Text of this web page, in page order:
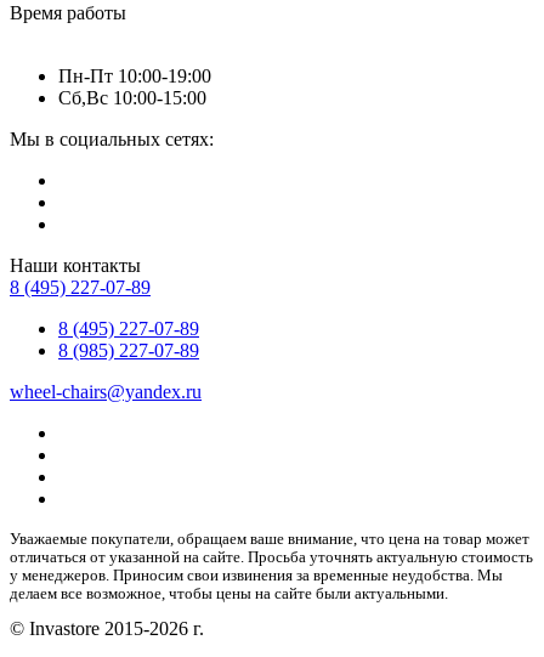
Время работы
Пн-Пт 10:00-19:00
Сб,Вс 10:00-15:00
Мы в социальных сетях:
Наши контакты
8 (495) 227-07-89
8 (495) 227-07-89
8 (985) 227-07-89
wheel-chairs@yandex.ru
Уважаемые покупатели, обращаем ваше внимание, что цена на товар может
отличаться от указанной на сайте. Просьба уточнять актуальную стоимость
у менеджеров. Приносим свои извинения за временные неудобства. Мы
делаем все возможное, чтобы цены на сайте были актуальными.
© Invastore 2015-2026 г.